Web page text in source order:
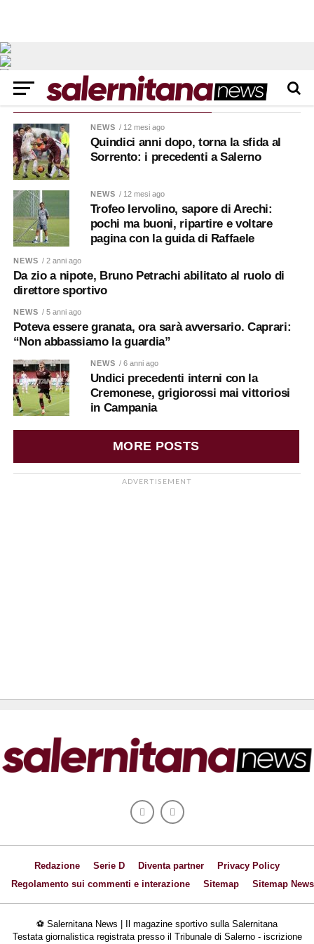
ALL POSTS TAGGED "RAGUSA"
NEWS / 12 mesi ago
Quindici anni dopo, torna la sfida al
Sorrento: i precedenti a Salerno
NEWS / 12 mesi ago
Trofeo Iervolino, sapore di Arechi:
pochi ma buoni, ripartire e voltare
pagina con la guida di Raffaele
NEWS / 2 anni ago
Da zio a nipote, Bruno Petrachi abilitato al ruolo di
direttore sportivo
NEWS / 5 anni ago
Poteva essere granata, ora sarà avversario. Caprari:
“Non abbassiamo la guardia”
NEWS / 6 anni ago
Undici precedenti interni con la
Cremonese, grigiorossi mai vittoriosi
in Campania
MORE POSTS
ADVERTISEMENT
Redazione Serie D Diventa partner
Privacy Policy
Regolamento sui commenti e interazione
Sitemap Sitemap News
⚽ Salernitana News | Il magazine sportivo sulla Salernitana
Testata giornalistica registrata presso il Tribunale di Salerno - iscrizione